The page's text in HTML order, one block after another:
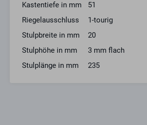
Kastentiefe in mm
51
Riegelausschluss
1-tourig
Stulpbreite in mm
20
Stulphöhe in mm
3 mm flach
Stulplänge in mm
235